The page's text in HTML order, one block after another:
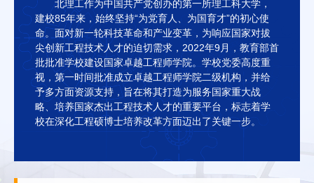
北理工作为中国共产党创办的第一所理工科大学，
建校85年来，始终坚持“为党育人、为国育才”的初心使
命。面对新一轮科技革命和产业变革，为响应国家对拔
尖创新工程技术人才的迫切需求，2022年9月，教育部首
批批准学校建设国家卓越工程师学院。学校党委高度重
视，第一时间批准成立卓越工程师学院二级机构，并给
予多方面资源支持，旨在将其打造为服务国家重大战
略、培养国家杰出工程技术人才的重要平台，标志着学
校在深化工程硕博士培养改革方面迈出了关键一步。